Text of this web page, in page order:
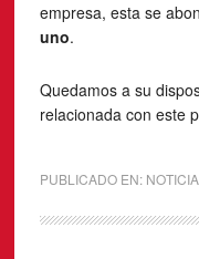
empresa, esta se
uno.
Quedamos a su
relacionada con este
PUBLICADO EN: